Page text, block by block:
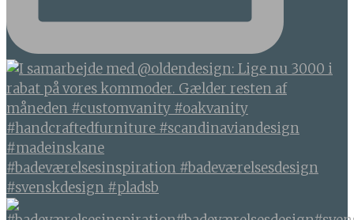
#badeværelsesinspiration #badeværelsesdesign
#svenskdesign #pladsb